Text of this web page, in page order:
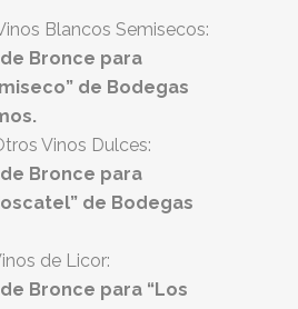
Blancos Semisecos:
Bronce para
de Bodegas
Vinos Dulces:
Bronce para
de Bodegas
de Licor:
Bronce para “Los